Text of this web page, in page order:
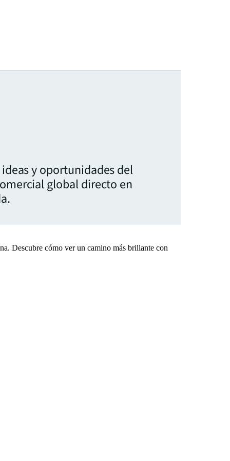
y oportunidades del
global directo en
Descubre cómo ver un camino más brillante con